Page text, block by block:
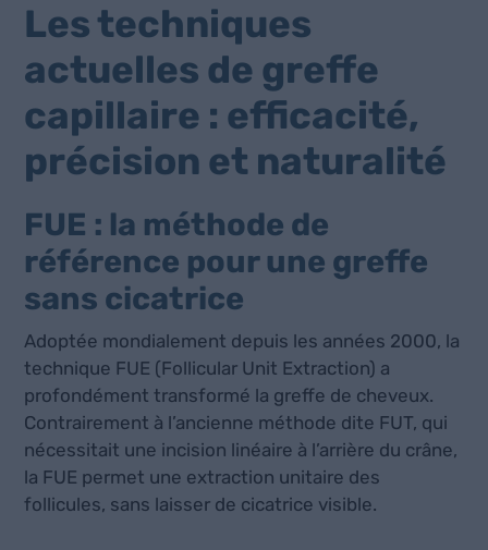
Les techniques
actuelles de greffe
capillaire : efficacité,
précision et naturalité
FUE : la méthode de
référence pour une greffe
sans cicatrice
Adoptée mondialement depuis les années 2000, la
technique FUE (Follicular Unit Extraction) a
profondément transformé la greffe de cheveux.
Contrairement à l’ancienne méthode dite FUT, qui
nécessitait une incision linéaire à l’arrière du crâne,
la FUE permet une extraction unitaire des
follicules, sans laisser de cicatrice visible.